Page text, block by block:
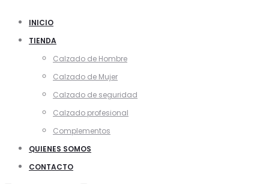
INICIO
TIENDA
Calzado de Hombre
Calzado de Mujer
Calzado de seguridad
Calzado profesional
Complementos
QUIENES SOMOS
CONTACTO